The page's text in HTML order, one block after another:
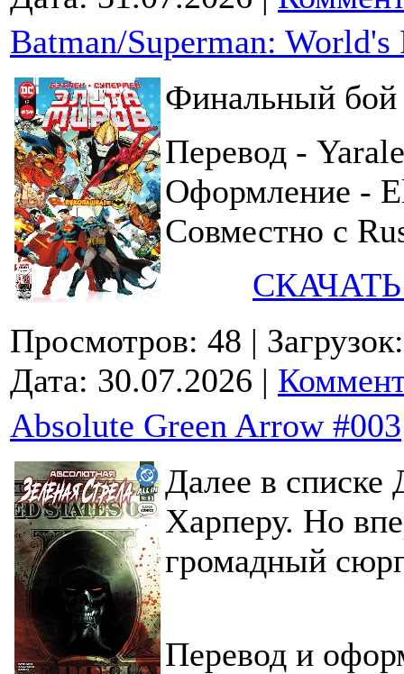
Batman/Superman: World's
Финальный бой
Перевод -
Оформление -
Совместно с
Просмотров: 48 |
Дата: 30.07.2026 |
Absolute Green Arrow #003
Далее в
Харперу. Но
громадный
Перевод и